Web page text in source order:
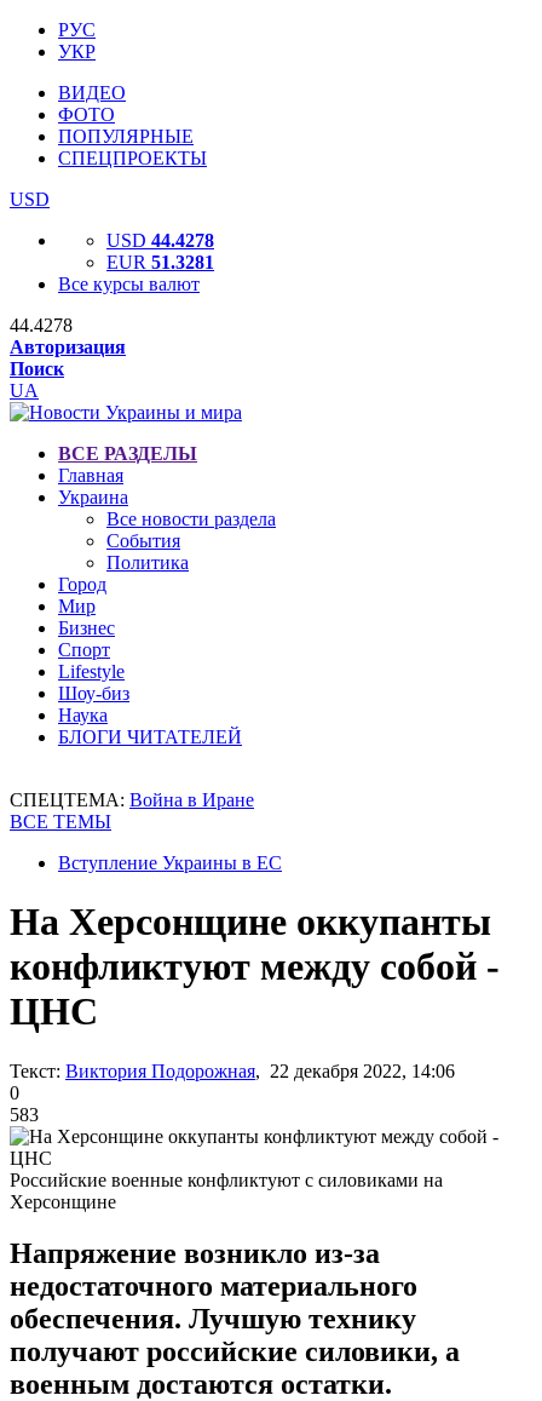
РУС
УКР
ВИДЕО
ФОТО
ПОПУЛЯРНЫЕ
СПЕЦПРОЕКТЫ
USD
USD 44.4278
EUR 51.3281
Все курсы валют
44.4278
Авторизация
Поиск
UA
ВСЕ РАЗДЕЛЫ
Главная
Украина
Все новости раздела
События
Политика
Город
Мир
Бизнес
Спорт
Lifestyle
Шоу-биз
Наука
БЛОГИ ЧИТАТЕЛЕЙ
СПЕЦТЕМА: Война в Иране
ВСЕ ТЕМЫ
Вступление Украины в ЕС
На Херсонщине оккупанты
конфликтуют между собой -
ЦНС
Текст: Виктория Подорожная, 22 декабря 2022, 14:06
0
583
Российские военные конфликтуют с силовиками на
Херсонщине
Напряжение возникло из-за
недостаточного материального
обеспечения. Лучшую технику
получают российские силовики, а
военным достаются остатки.